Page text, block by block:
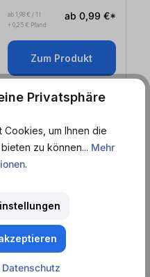
ab 1,98 € / 1 l
+ 0,25 € Pfand
ab 0,99 €*
Zum Produkt
Sofort lieferbar
Privatsphäre
um Ihnen die
zu können... Mehr
.
Datenschutz